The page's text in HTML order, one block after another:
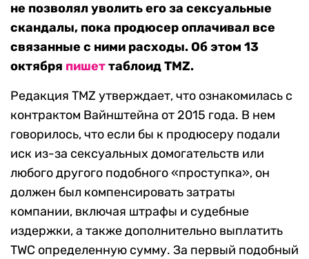
не позволял уволить его за сексуальные
скандалы, пока продюсер оплачивал все
связанные с ними расходы. Об этом 13
октября пишеттаблоид TMZ.
Редакция TMZ утверждает, что ознакомилась с
контрактом Вайнштейна от 2015 года. В нем
говорилось, что если бы к продюсеру подали
иск из-за сексуальных домогательств или
любого другого подобного «проступка», он
должен был компенсировать затраты
компании, включая штрафы и судебные
издержки, а также дополнительно выплатить
TWC определенную сумму. За первый подобный